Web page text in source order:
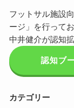
フットサル施設
ージ」を行って
中井健介が認知
認知ブ
カテゴリー